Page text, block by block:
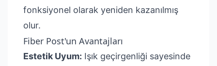
fonksiyonel olarak yeniden kazanılmış
olur.
Fiber Post'un Avantajları
Estetik Uyum: Işık geçirgenliği sayesinde